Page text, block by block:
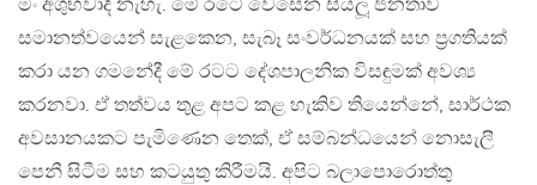
මං අශුභවාදී නැහැ. මේ රටේ වෙසෙන සියලූ ජනතාව
සමානත්වයෙන් සැළකෙන, සැබෑ සංවර්ධනයක් සහ ප‍්‍රගතියක්
කරා යන ගමනේදී මේ රටට දේශපාලනික විසඳුමක් අවශ්‍ය
කරනවා. ඒ තත්වය තුළ අපට කළ හැකිව තියෙන්නේ, සාර්ථක
අවසානයකට පැමිණෙන තෙක්, ඒ සම්බන්ධයෙන් නොසැලී
පෙනී සිටීම සහ කටයුතු කිරීමයි. අපිට බලාපොරොත්තු